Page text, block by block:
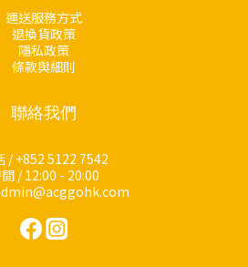
運送服務方式
退換貨政策
隱私政策
條款與細則
聯絡我們
/ +852 5122 7542
/ 12:00 - 20:00